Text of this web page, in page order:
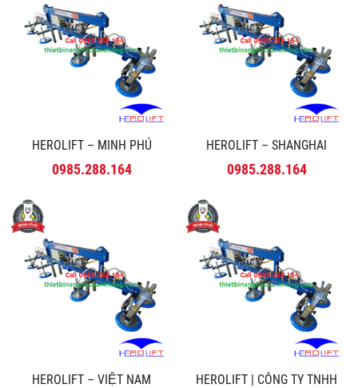
HEROLIFT – MINH PHÚ
0985.288.164
HEROLIFT – SHANGHAI
0985.288.164
HEROLIFT – VIỆT NAM
HEROLIFT | CÔNG TY TNHH